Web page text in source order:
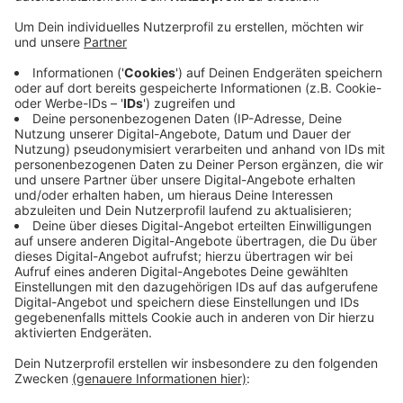
Anzeige
An der Stelle wurde ein Kreisverkehr gebaut. Dadurch
sollen der Verkehrsfluss und die Sicherheit an der
Kreuzung verbessert werden.
Neun Monate haben die Bauarbeiten gedauert. Die
Zeit wurde auch dafür genutzt, neue Leitungen zu
verlegen und 15 Bäume zu pflanzen.
Der Umbau hat 975.000 Euro gekostet, teilt die Stadt
mit. Drei Viertel davon werden gefördert.
Anzeige